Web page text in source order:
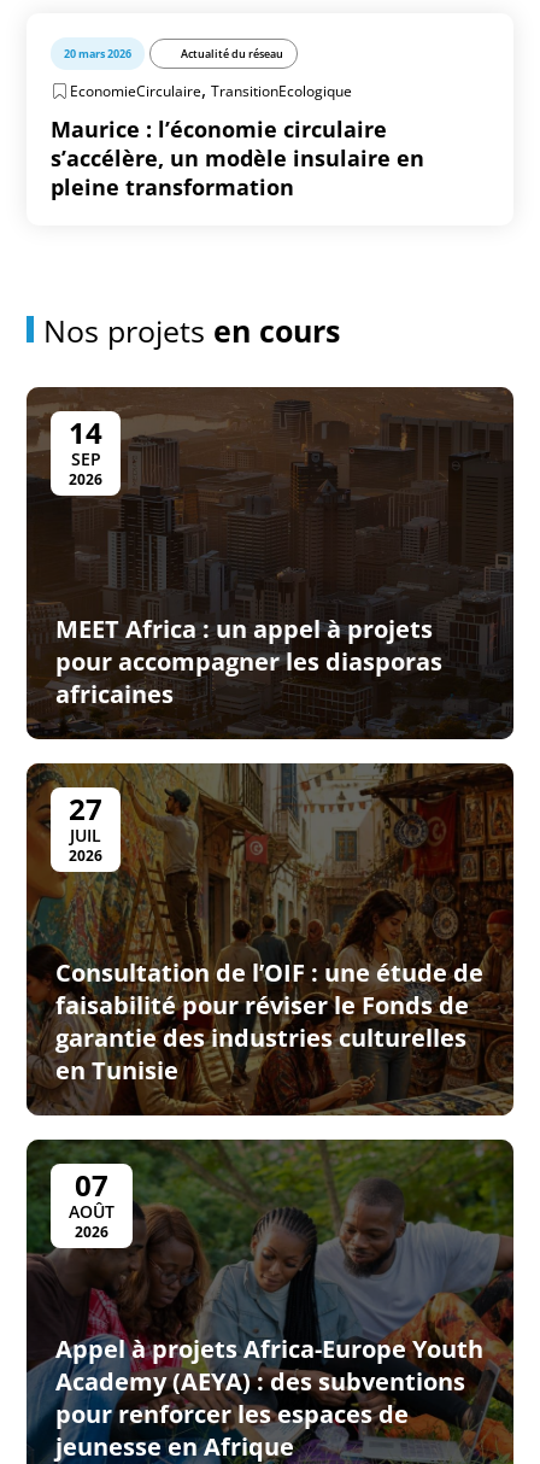
20 mars 2026 Actualité du réseau
EconomieCirculaire,TransitionEcologique
Maurice : l’économie circulaire
s’accélère, un modèle insulaire en
pleine transformation
Nos projets en cours
14
SEP
2026
MEET Africa : un appel à projets
pour accompagner les diasporas
africaines
27
JUIL
2026
Consultation de l’OIF : une étude de
faisabilité pour réviser le Fonds de
garantie des industries culturelles
en Tunisie
07
AOÛT
2026
Appel à projets Africa-Europe Youth
Academy (AEYA) : des subventions
pour renforcer les espaces de
jeunesse en Afrique